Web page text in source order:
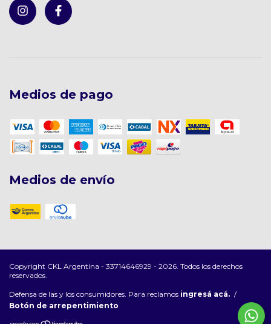
Medios de pago
Medios de envío
Copyright CKL Argentina - 33714646929 - 2026. Todos los derechos
reservados.
Defensa de las y los consumidores. Para reclamos ingresá acá. /
Botón de arrepentimiento